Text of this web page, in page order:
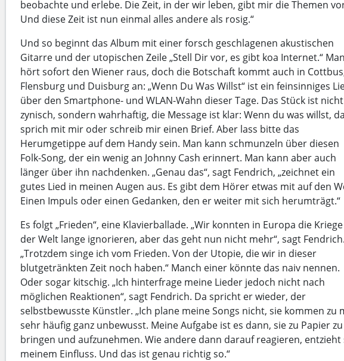
beobachte und erlebe. Die Zeit, in der wir leben, gibt mir die Themen
Und diese Zeit ist nun einmal alles andere als rosig.“
Und so beginnt das Album mit einer forsch geschlagenen akustischen
Gitarre und der utopischen Zeile „Stell Dir vor, es gibt koa Internet.“ Man
hört sofort den Wiener raus, doch die Botschaft kommt auch in
Flensburg und Duisburg an: „Wenn Du Was Willst“ ist ein feinsinniges
über den Smartphone- und WLAN-Wahn dieser Tage. Das Stück ist nicht
zynisch, sondern wahrhaftig, die Message ist klar: Wenn du was willst,
sprich mit mir oder schreib mir einen Brief. Aber lass bitte das
Herumgetippe auf dem Handy sein. Man kann schmunzeln über diesen
Folk-Song, der ein wenig an Johnny Cash erinnert. Man kann aber auch
länger über ihn nachdenken. „Genau das“, sagt Fendrich, „zeichnet ein
gutes Lied in meinen Augen aus. Es gibt dem Hörer etwas mit auf den
Einen Impuls oder einen Gedanken, den er weiter mit sich herumträgt.“
Es folgt „Frieden“, eine Klavierballade. „Wir konnten in Europa die
der Welt lange ignorieren, aber das geht nun nicht mehr“, sagt Fendrich.
„Trotzdem singe ich vom Frieden. Von der Utopie, die wir in dieser
blutgetränkten Zeit noch haben.“ Manch einer könnte das naiv nennen.
Oder sogar kitschig. „Ich hinterfrage meine Lieder jedoch nicht nach
möglichen Reaktionen“, sagt Fendrich. Da spricht er wieder, der
selbstbewusste Künstler. „Ich plane meine Songs nicht, sie kommen zu
sehr häufig ganz unbewusst. Meine Aufgabe ist es dann, sie zu Papier zu
bringen und aufzunehmen. Wie andere dann darauf reagieren, entzieht
meinem Einfluss. Und das ist genau richtig so.“